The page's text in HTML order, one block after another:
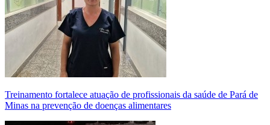
Treinamento fortalece atuação de profissionais da saúde de Pará de
Minas na prevenção de doenças alimentares